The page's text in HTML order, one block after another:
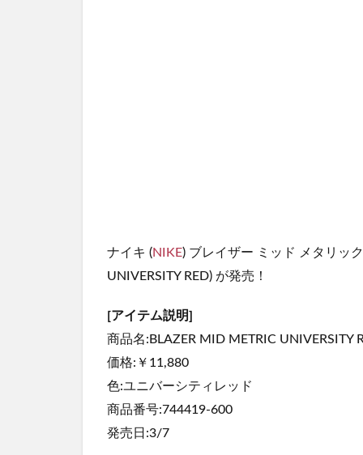
ナイキ (NIKE) ブレイザー ミッド メタリッ
UNIVERSITY RED) が発売！
[アイテム説明]
商品名:BLAZER MID METRIC UNIVERSITY
価格:￥11,880
色:ユニバーシティレッド
商品番号:744419-600
発売日:3/7